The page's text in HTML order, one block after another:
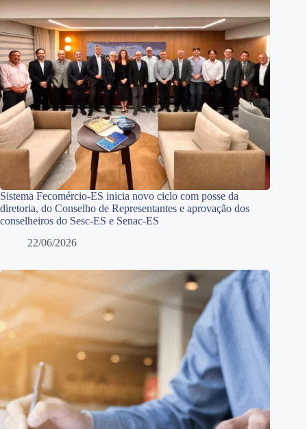
Sistema Fecomércio-ES inicia novo ciclo com posse da
diretoria, do Conselho de Representantes e aprovação dos
conselheiros do Sesc-ES e Senac-ES
22/06/2026